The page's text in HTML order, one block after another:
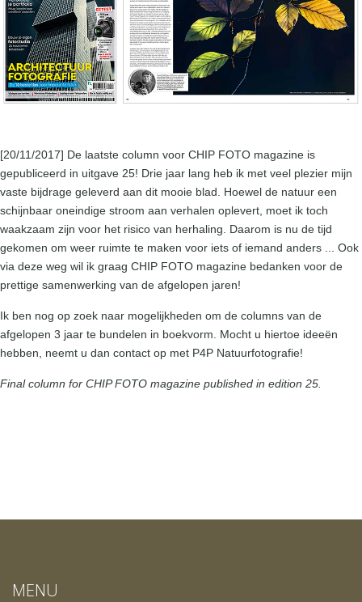
[20/11/2017] De laatste column voor CHIP FOTO magazine is
gepubliceerd in uitgave 25! Drie jaar lang heb ik met veel plezier mijn
vaste bijdrage geleverd aan dit mooie blad. Hoewel de natuur een
schijnbaar oneindige stroom aan verhalen oplevert, moet ik toch
waakzaam zijn voor het risico van herhaling. Daarom is nu de tijd
gekomen om weer ruimte te maken voor iets of iemand anders ... Ook
via deze weg wil ik graag CHIP FOTO magazine bedanken voor de
prettige samenwerking van de afgelopen jaren!
Ik ben nog op zoek naar mogelijkheden om de columns van de
afgelopen 3 jaar te bundelen in boekvorm. Mocht u hiertoe ideeën
hebben, neemt u dan contact op met P4P Natuurfotografie!
Final column for CHIP FOTO magazine published in edition 25.
MENU